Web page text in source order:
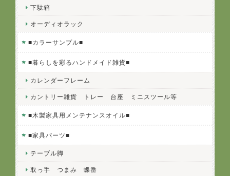
下駄箱
オーディオラック
■カラーサンプル■
■暮らしを彩るハンドメイド雑貨■
カレンダーフレーム
カントリー雑貨 トレー 台座 ミニスツール等
■木製家具用メンテナンスオイル■
■家具パーツ■
テーブル脚
取っ手 つまみ 蝶番